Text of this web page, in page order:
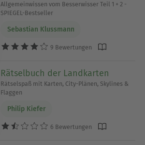
Allgemeinwissen vom Besserwisser Teil 1 + 2 -
SPIEGEL-Bestseller
Sebastian Klussmann
9 Bewertungen
Rätselbuch der Landkarten
Rätselspaß mit Karten, City-Plänen, Skylines &
Flaggen
Philip Kiefer
6 Bewertungen